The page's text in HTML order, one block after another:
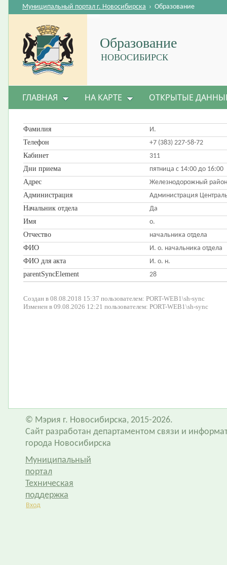
Образование
НОВОСИБИРСК
Муниципальный портал г. Новосибирска › Образование
ГЛАВНАЯ НА КАРТЕ ОТКРЫТЫЕ
Фамилия
И.
Телефон
+7 (383) 227-58-72
Кабинет
311
Дни приема
пятница с 14:00 до 16:00
Адрес
Железнодорожный
Администрация
Администрация
Начальник отдела
Да
Имя
о.
Отчество
начальника отдела
ФИО
И. о. начальника отдела
ФИО для акта
И. о. н.
parentSyncElement
28
Создан в 08.08.2018 15:37 пользователем: PORT-WEB1\sh-sync
Изменен в 09.08.2026 12:21 пользователем: PORT-WEB1\sh-sync
© Мэрия г. Новосибирска, 2015-2026.
Сайт разработан департаментом связи и
города Новосибирска
Муниципальный
портал
Техническая
поддержка
Вход